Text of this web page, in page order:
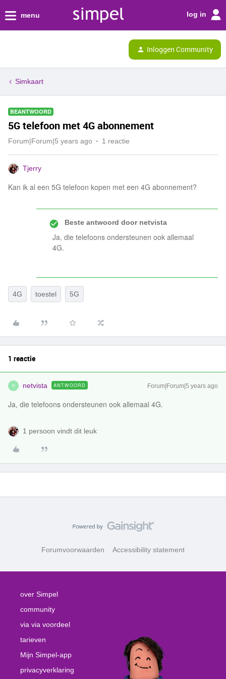
menu log in
Inloggen Community
Simkaart
BEANTWOORD
5G telefoon met 4G abonnement
Forum|Forum|5 years ago 1 reactie
Tjerry
Kan ik al een 5G telefoon kopen met een 4G abonnement?
Beste antwoord doornetvista
Ja, die telefoons ondersteunen ook allemaal
4G.
4G toestel 5G
1 reactie
N netvista ANTWOORD Forum|Forum|5 years ago
Ja, die telefoons ondersteunen ook allemaal 4G.
1 persoon vindt dit leuk
Forumvoorwaarden Accessibility statement
over Simpel
community
via via voordeel
tarieven
Mijn Simpel-app
privacyverklaring